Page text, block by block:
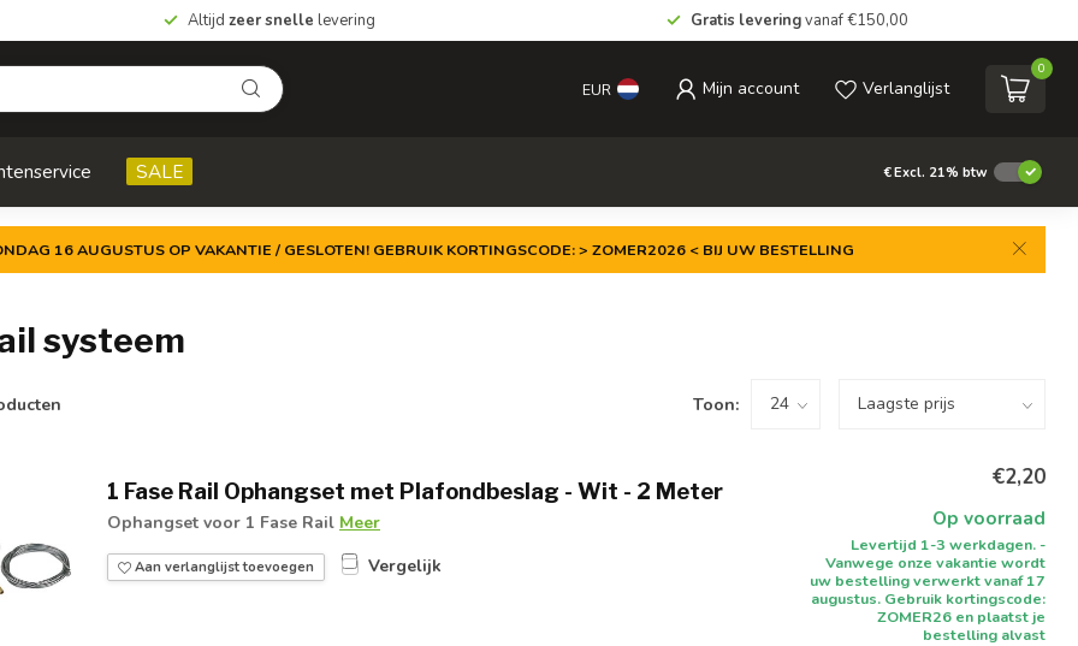
Altijd zeer snelle levering Gratis leveringvanaf €150,00
EUR Mijn account Verlanglijst
0
SALE €Excl. 21% btw
16 AUGUSTUS OP VAKANTIE / GESLOTEN! GEBRUIK KORTINGSCODE: > ZOMER2026 < BIJ UW BESTELLING
systeem
Toon:
1 Fase Rail Ophangset met Plafondbeslag - Wit - 2 Meter
Ophangset voor 1 Fase Rail Meer
Aan verlanglijst toevoegen Vergelijk
€2,20
Op voorraad
Levertijd 1-3 werkdagen. -
Vanwege onze vakantie wordt
uw bestelling verwerkt vanaf 17
augustus. Gebruik kortingscode:
ZOMER26 en plaatst je
bestelling alvast